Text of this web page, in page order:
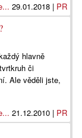
29.01.2018 | PR
hlavně
či
Ale věděli jste,
21.12.2010 | PR